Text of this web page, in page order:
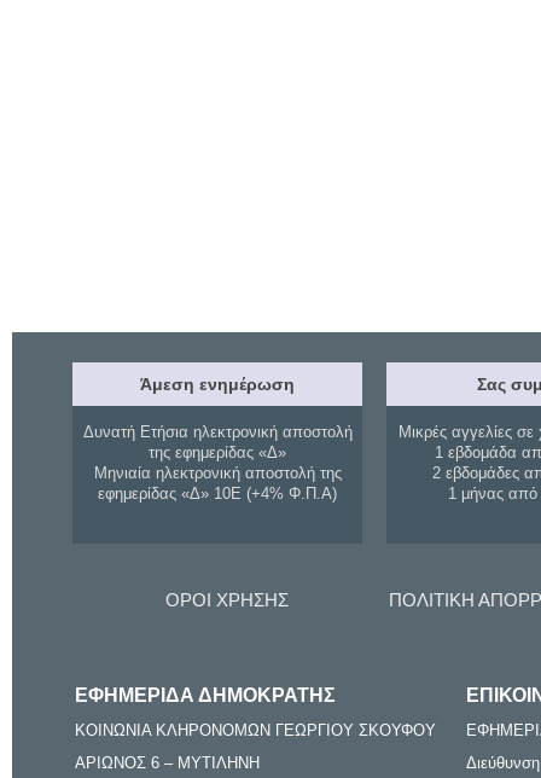
Άμεση ενημέρωση
Δυνατή Ετήσια ηλεκτρονική αποστολή
της εφημερίδας «Δ»
Μηνιαία ηλεκτρονική αποστολή της
εφημερίδας «Δ» 10Ε (+4% Φ.Π.Α)
Σας
Μικρές αγγελίες σε
1 εβδομάδα
2 εβδομάδες
1 μήνας
ΟΡΟΙ ΧΡΗΣΗΣ ΠΟΛΙΤΙΚΗ
ΕΦΗΜΕΡΙΔΑ ΔΗΜΟΚΡΑΤΗΣ
ΚΟΙΝΩΝΙΑ ΚΛΗΡΟΝΟΜΩΝ ΓΕΩΡΓΙΟΥ ΣΚΟΥΦΟΥ
ΑΡΙΩΝΟΣ 6 – ΜΥΤΙΛΗΝΗ